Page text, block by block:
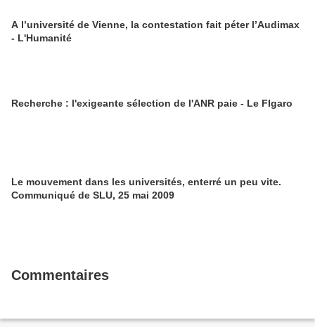
A l’université de Vienne, la contestation fait péter l’Audimax
- L'Humanité
Recherche : l'exigeante sélection de l'ANR paie - Le FIgaro
Le mouvement dans les universités, enterré un peu vite.
Communiqué de SLU, 25 mai 2009
Commentaires